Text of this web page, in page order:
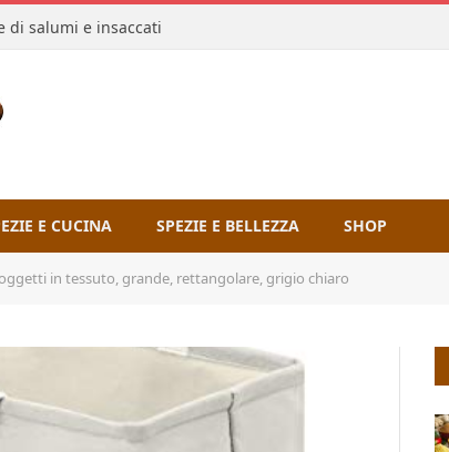
di salumi e insaccati
E CUCINA SPEZIE E BELLEZZA SHOP
in tessuto, grande, rettangolare, grigio chiaro